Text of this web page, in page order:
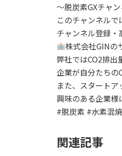
～脱炭素GXチャ
このチャンネル
チャンネル登録・
株式会社GINの
弊社ではCO2排出
企業が自分たちの
また、スタート
興味のある企業様
#脱炭素 #水素混
関連記事